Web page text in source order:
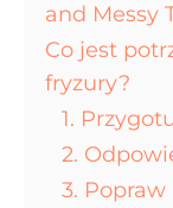
and Messy
Co jest
fryzury?
1.
2.
3.